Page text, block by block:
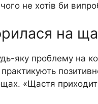
не хотів би
на
яку проблему на
«Щастя